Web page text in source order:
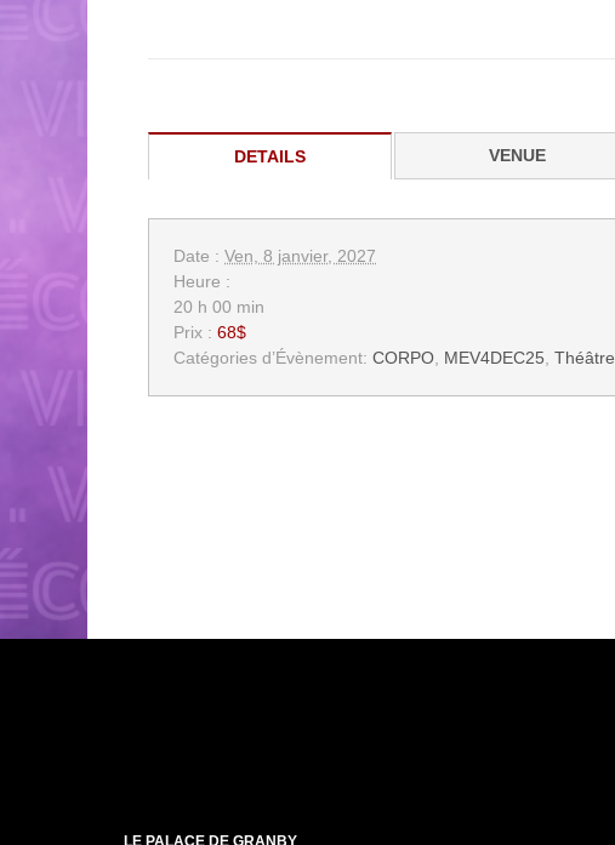
DETAILS VENUE
Date : Ven, 8 janvier, 2027
Heure :
20 h 00 min
Prix : 68$
Catégories d’Évènement: CORPO MEV4DEC25 Théâtre
LE PALACE DE GRANBY